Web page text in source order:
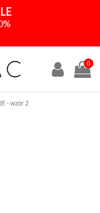
0
- wzór 2